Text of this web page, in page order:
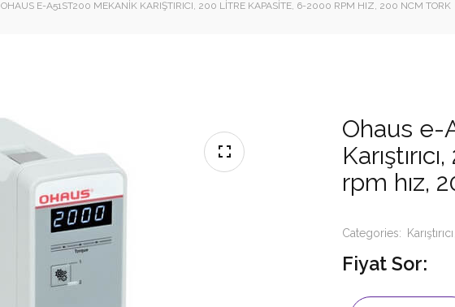
OHAUS E-A51ST200 MEKANIK KARIŞTIRICI, 200 LITRE KAPASITE, 6-2000 RPM HIZ, 200 NCM TORK
Ohaus e-
rpm hız,
Categories: Karıştırıcı
Fiyat Sor: